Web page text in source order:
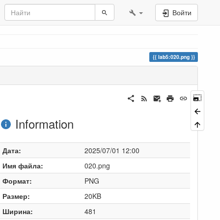
Войти
lab5:020.png
Information
Дата:
2025/07/01 12:00
Имя файла:
020.png
Формат:
PNG
Размер:
20KB
Ширина:
481